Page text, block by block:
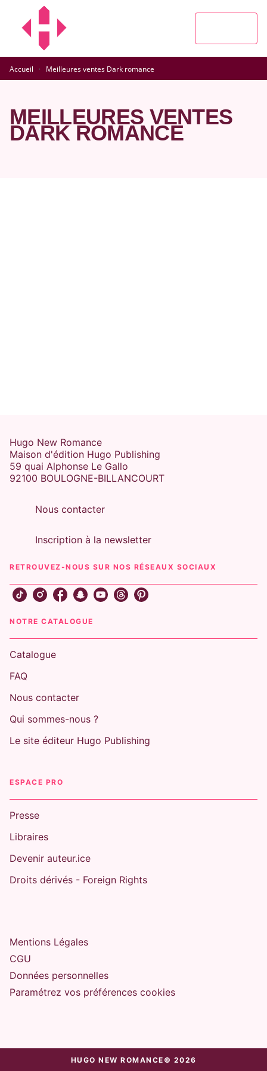
MENU
Accueil · Meilleures ventes Dark romance
MEILLEURES VENTES
DARK ROMANCE
Hugo New Romance
Maison d'édition Hugo Publishing
59 quai Alphonse Le Gallo
92100 BOULOGNE-BILLANCOURT
Nous contacter
Inscription à la newsletter
RETROUVEZ-NOUS SUR NOS RÉSEAUX SOCIAUX
NOTRE CATALOGUE
Catalogue
FAQ
Nous contacter
Qui sommes-nous ?
Le site éditeur Hugo Publishing
ESPACE PRO
Presse
Libraires
Devenir auteur.ice
Droits dérivés - Foreign Rights
Mentions Légales
CGU
Données personnelles
Paramétrez vos préférences cookies
HUGO NEW ROMANCE© 2026